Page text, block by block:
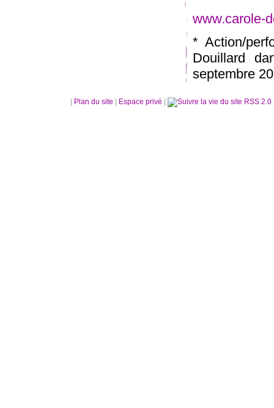
www.carole-
* Action/
Douillard
septembre
Plan du site Espace privé RSS 2.0